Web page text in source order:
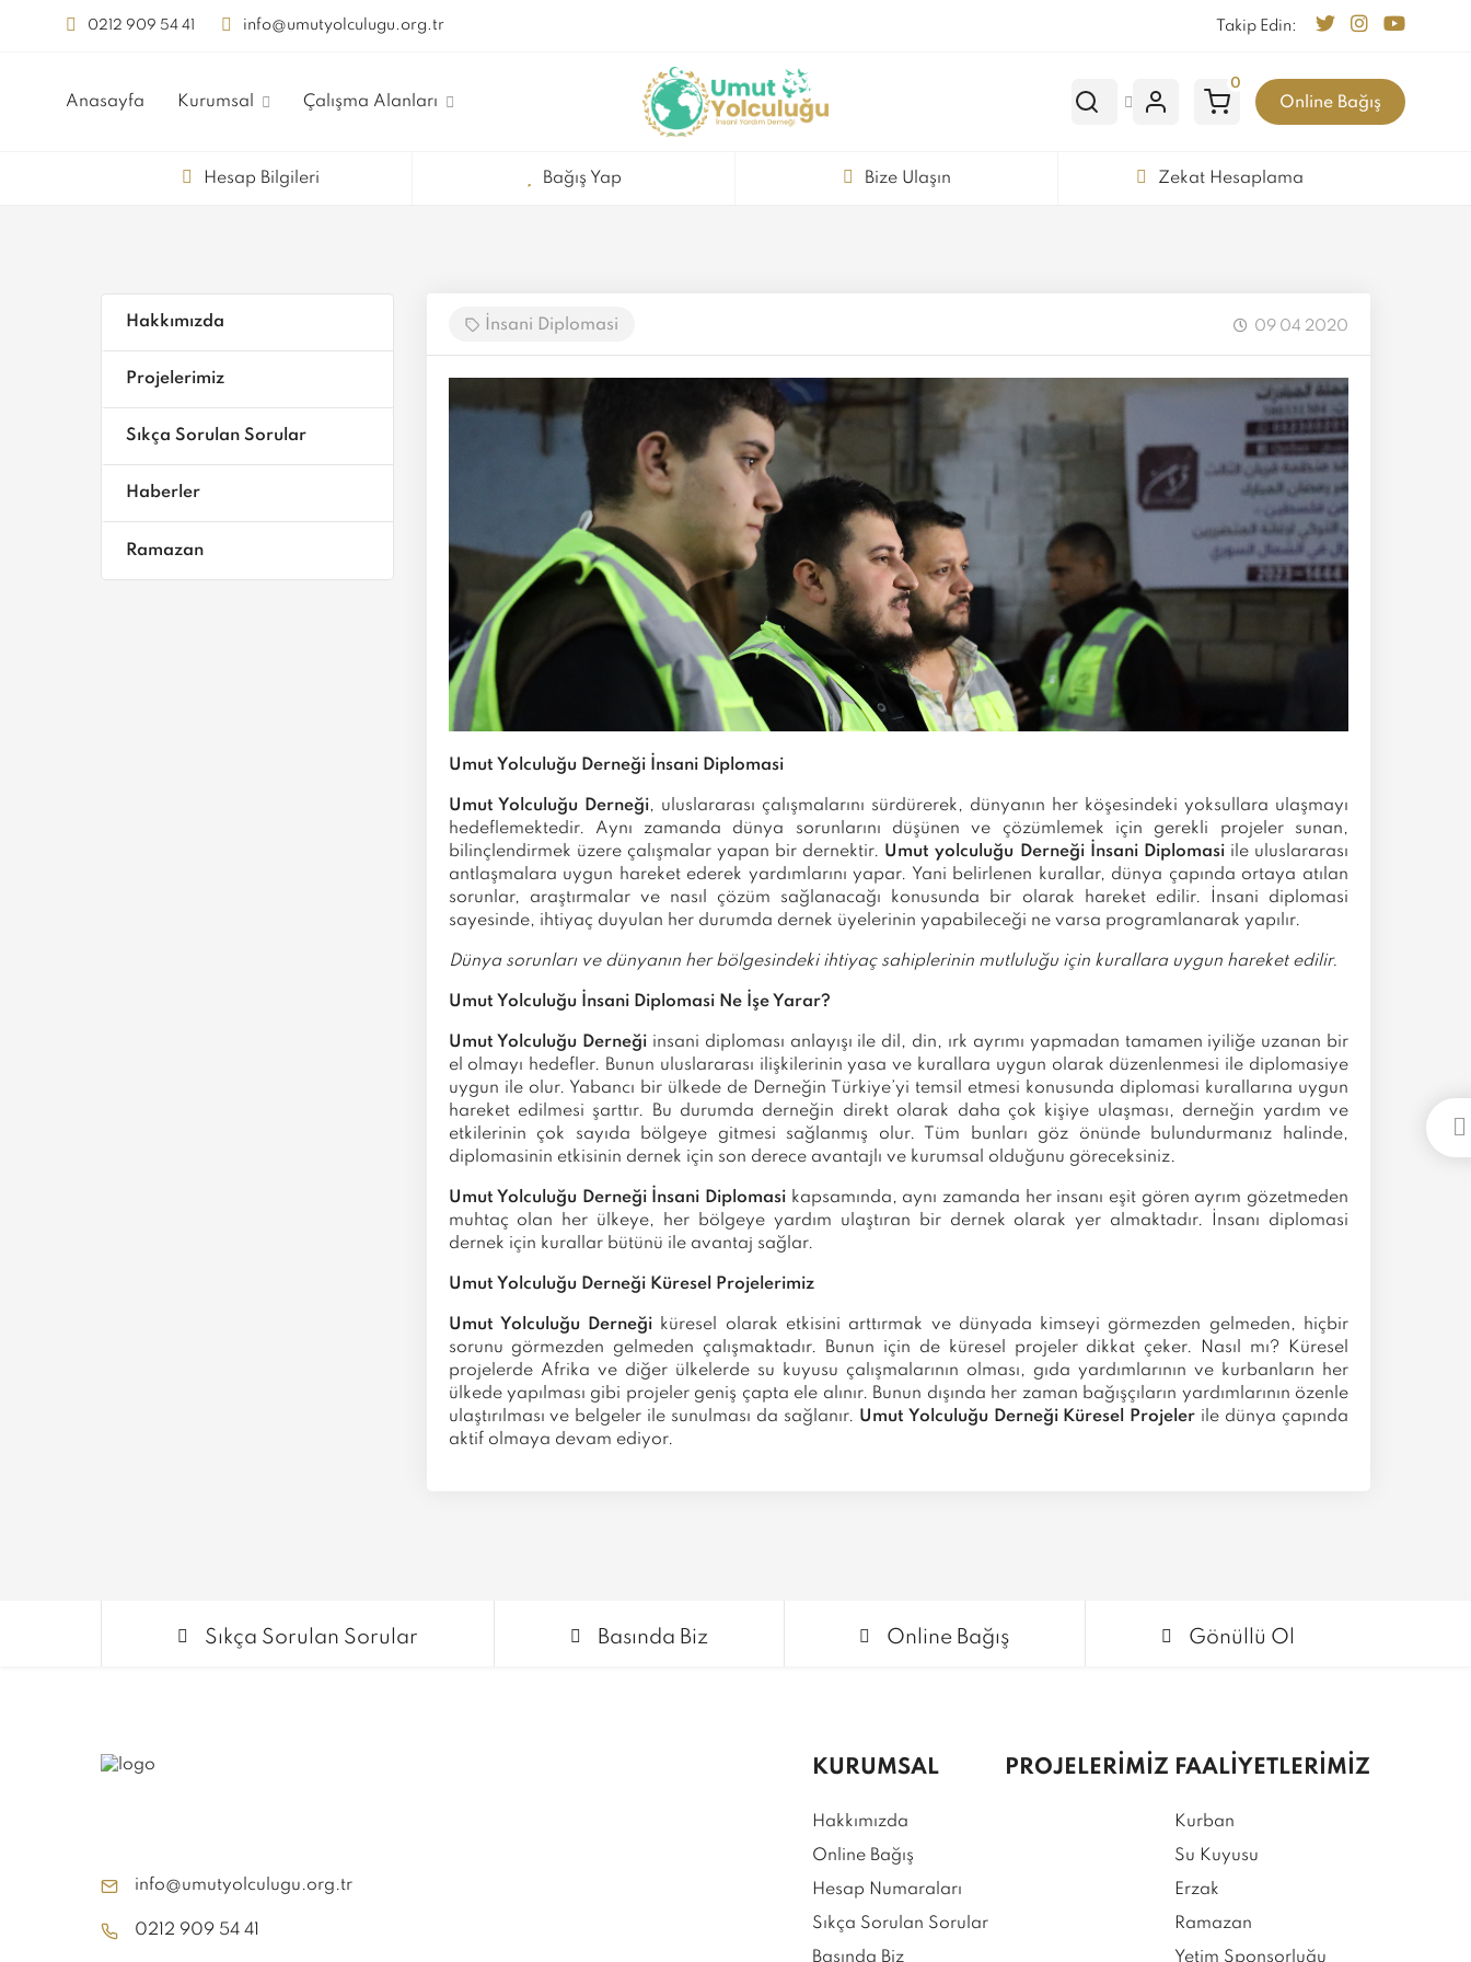
0212 909 54 41 info@umutyolculugu.org.tr Takip Edin:
Anasayfa Kurumsal Çalışma Alanları
0
Online Bağış
Hesap Bilgileri Bağış Yap Bize Ulaşın Zekat Hesaplama
Hakkımızda
Projelerimiz
Sıkça Sorulan Sorular
Haberler
Ramazan
İnsani Diplomasi 09 04 2020
Umut Yolculuğu Derneği İnsani Diplomasi
Umut Yolculuğu Derneği, uluslararası çalışmalarını sürdürerek, dünyanın her köşesindeki yoksullara ulaşmayı
hedeflemektedir. Aynı zamanda dünya sorunlarını düşünen ve çözümlemek için gerekli projeler sunan,
bilinçlendirmek üzere çalışmalar yapan bir dernektir. Umut yolculuğu Derneği İnsani Diplomasi ile uluslararası
antlaşmalara uygun hareket ederek yardımlarını yapar. Yani belirlenen kurallar, dünya çapında ortaya atılan
sorunlar, araştırmalar ve nasıl çözüm sağlanacağı konusunda bir olarak hareket edilir. İnsani diplomasi
sayesinde, ihtiyaç duyulan her durumda dernek üyelerinin yapabileceği ne varsa programlanarak yapılır.
Dünya sorunları ve dünyanın her bölgesindeki ihtiyaç sahiplerinin mutluluğu için kurallara uygun hareket edilir.
Umut Yolculuğu İnsani Diplomasi Ne İşe Yarar?
Umut Yolculuğu Derneği insani diploması anlayışı ile dil, din, ırk ayrımı yapmadan tamamen iyiliğe uzanan bir
el olmayı hedefler. Bunun uluslararası ilişkilerinin yasa ve kurallara uygun olarak düzenlenmesi ile diplomasiye
uygun ile olur. Yabancı bir ülkede de Derneğin Türkiye’yi temsil etmesi konusunda diplomasi kurallarına uygun
hareket edilmesi şarttır. Bu durumda derneğin direkt olarak daha çok kişiye ulaşması, derneğin yardım ve
etkilerinin çok sayıda bölgeye gitmesi sağlanmış olur. Tüm bunları göz önünde bulundurmanız halinde,
diplomasinin etkisinin dernek için son derece avantajlı ve kurumsal olduğunu göreceksiniz.
Umut Yolculuğu Derneği İnsani Diplomasi kapsamında, aynı zamanda her insanı eşit gören ayrım gözetmeden
muhtaç olan her ülkeye, her bölgeye yardım ulaştıran bir dernek olarak yer almaktadır. İnsanı diplomasi
dernek için kurallar bütünü ile avantaj sağlar.
Umut Yolculuğu Derneği Küresel Projelerimiz
Umut Yolculuğu Derneği küresel olarak etkisini arttırmak ve dünyada kimseyi görmezden gelmeden, hiçbir
sorunu görmezden gelmeden çalışmaktadır. Bunun için de küresel projeler dikkat çeker. Nasıl mı? Küresel
projelerde Afrika ve diğer ülkelerde su kuyusu çalışmalarının olması, gıda yardımlarının ve kurbanların her
ülkede yapılması gibi projeler geniş çapta ele alınır. Bunun dışında her zaman bağışçıların yardımlarının özenle
ulaştırılması ve belgeler ile sunulması da sağlanır. Umut Yolculuğu Derneği Küresel Projeler ile dünya çapında
aktif olmaya devam ediyor.
Sıkça Sorulan Sorular Basında Biz Online Bağış Gönüllü Ol
info@umutyolculugu.org.tr
0212 909 54 41
KURUMSAL
Hakkımızda
Online Bağış
Hesap Numaraları
Sıkça Sorulan Sorular
Basında Biz
PROJELERİMİZ FAALİYETLERİMİZ
Kurban
Su Kuyusu
Erzak
Ramazan
Yetim Sponsorluğu